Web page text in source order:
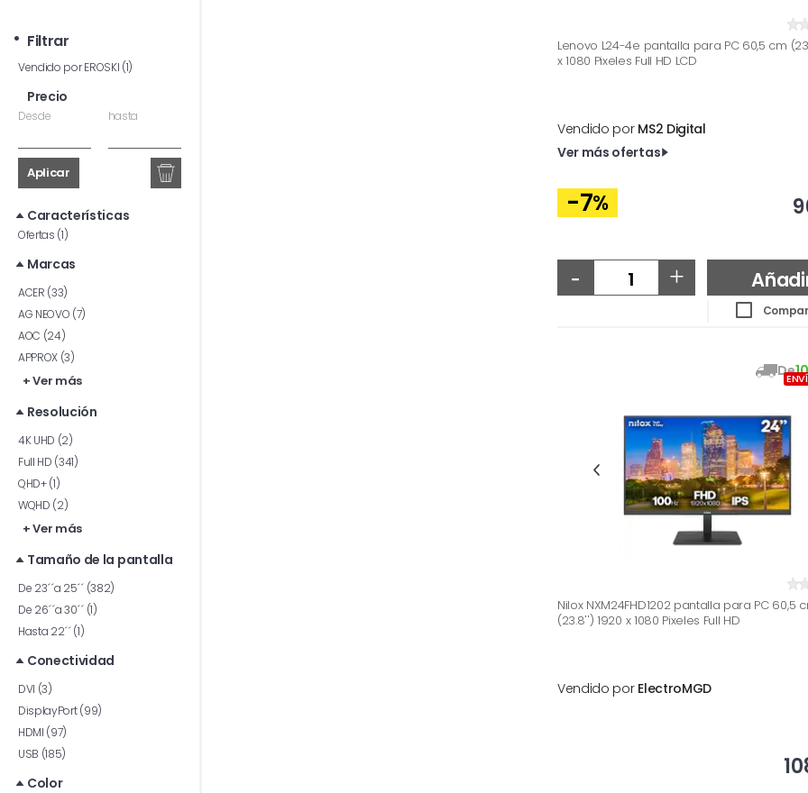
Filtrar
Vendido por EROSKI (1)
Precio
Desde hasta
Aplicar
Características
Ofertas (1)
Marcas
ACER (33)
AG NEOVO (7)
AOC (24)
APPROX (3)
+ Ver más
Resolución
4K UHD (2)
Full HD (341)
QHD+ (1)
WQHD (2)
+ Ver más
Tamaño de la pantalla
De 23´´a 25´´ (382)
De 26´´a 30´´ (1)
Hasta 22´´ (1)
Conectividad
DVI (3)
DisplayPort (99)
HDMI (97)
USB (185)
Color
Lenovo L24-4e pantalla para PC 60,5 cm
x 1080 Pixeles Full HD LCD
Vendido por MS2 Digital
Ver más ofertas
-7%
- +
De10
Nilox NXM24FHD1202 pantalla para PC 60,5
(23.8'') 1920 x 1080 Pixeles Full HD
Vendido por ElectroMGD